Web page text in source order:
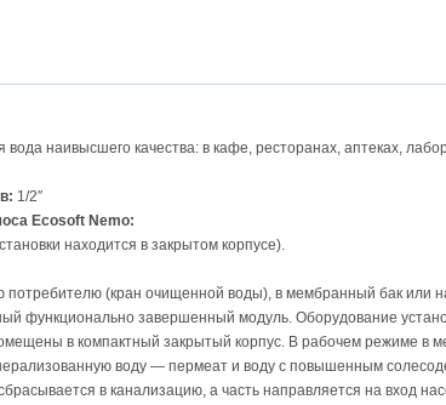
наивысшего качества: в кафе, ресторанах, аптеках,
1/2″
Ecosoft Nemo:
находится в закрытом корпусе).
(кран очищенной воды), в мембранный бак или
функционально завершенный модуль. Оборудование
в компактный закрытый корпус. В рабочем режиме в
воду — пермеат и воду с повышенным
в канализацию, а часть направляется на вход